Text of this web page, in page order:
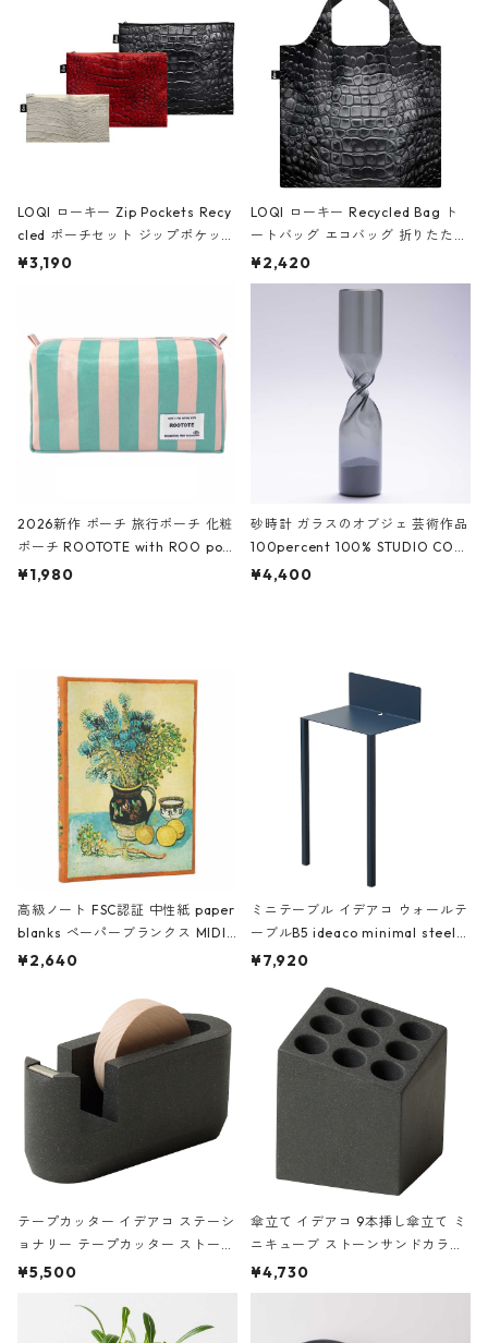
ア/クラウン ブラック
LOQI ローキー Zip Pockets Recy
cled ポーチセット ジップポケット
ファスナーポーチ 撥水加工 トラベ
ーガンディー、オフホワイト
¥3,190
LOQI ローキー Recycled Bag ト
ートバッグ エコバッグ 折りたたみ
大きめ 撥水加工 収納ポーチ CRO
CODILE/Black クロコダイル/ブラ
¥2,420
2026新作 ポーチ 旅行ポーチ 化粧
ポーチ ROOTOTE with ROO pou
ch 3532 ルートート WR.ポーチ.ラ
¥1,980
砂時計 ガラスのオブジェ 芸術作品
100percent 100% STUDIO COH
AKU Timeless 100パーセント ス
¥4,400
高級ノート FSC認証 中性紙 paper
blanks ペーパーブランクス MIDI
ハードカバー 罫線 ヴァン・ゴッホ
¥2,640
ミニテーブル イデアコ ウォールテ
ーブルB5 ideaco minimal steel f
urniture WALL Table B5 ネイビー
¥7,920
テープカッター イデアコ ステーシ
ョナリー テープカッター ストーン
サンドカラー 石調 ideaco Station
¥5,500
傘立て イデアコ 9本挿し傘立て ミ
ニキューブ ストーンサンドカラー
石調 ideaco Umbrella Stand CUB
E ストーンサンドブラック
¥4,730